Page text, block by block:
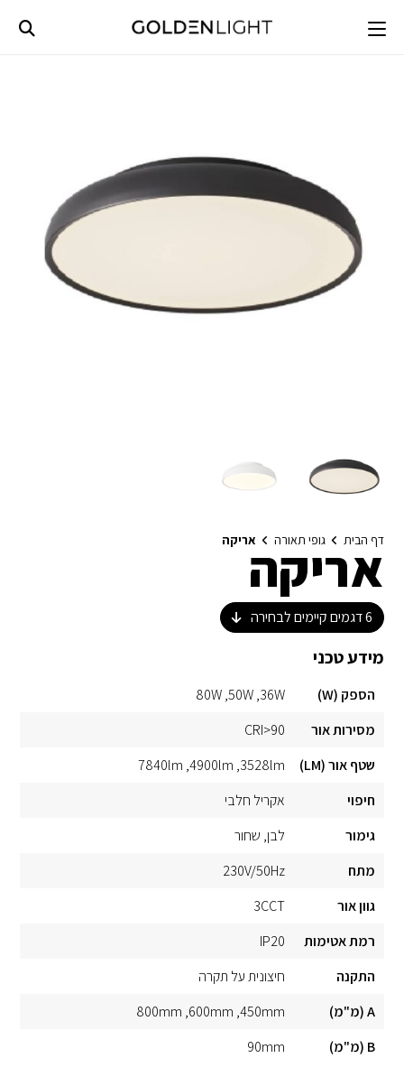
content
דף הבית גופי תאורה אריקהאריקה
6דגמים קיימים לבחירה
מידע טכני
הספק (W) 36W
50W
80W
מסירות אור
CRI>90
שטף אור (LM)
3528lm
4900lm
7840lm
חיפוי
אקריל חלבי
גימור
לבן שחור
מתח
230V/50Hz
גוון אור
3CCT
רמת אטימות
IP20
התקנה
חיצונית על תקרה
A (מ"מ)
450mm
600mm
800mm
B (מ"מ)
90mm